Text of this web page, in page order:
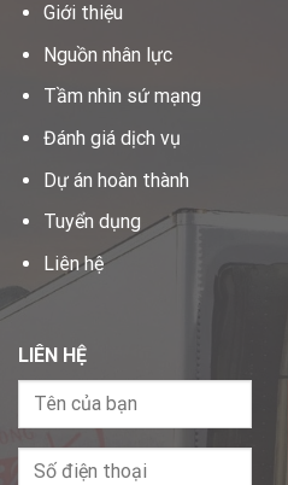
Giới thiệu
Nguồn nhân lực
Tầm nhìn sứ mạng
Đánh giá dịch vụ
Dự án hoàn thành
Tuyển dụng
Liên hệ
LIÊN HỆ